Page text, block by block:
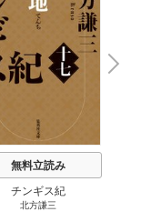
無料立読み
チンギス紀
北方謙三
N
x